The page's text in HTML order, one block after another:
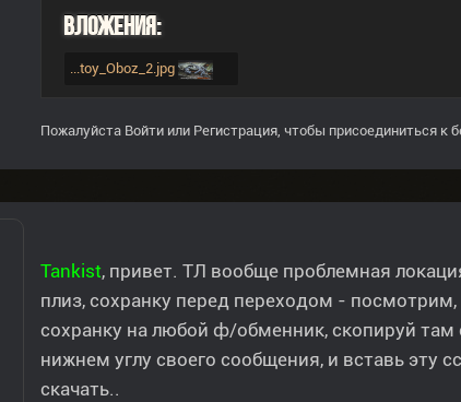
Вложения:
...toy_Oboz_2.jpg
Пожалуйста Войти или Регистрация, чтобы присоединиться к
Tankist, привет. ТЛ вообще проблемная
плиз, сохранку перед переходом -
сохранку на любой ф/обменник, скопируй
нижнем углу своего сообщения, и вставь эту
скачать..